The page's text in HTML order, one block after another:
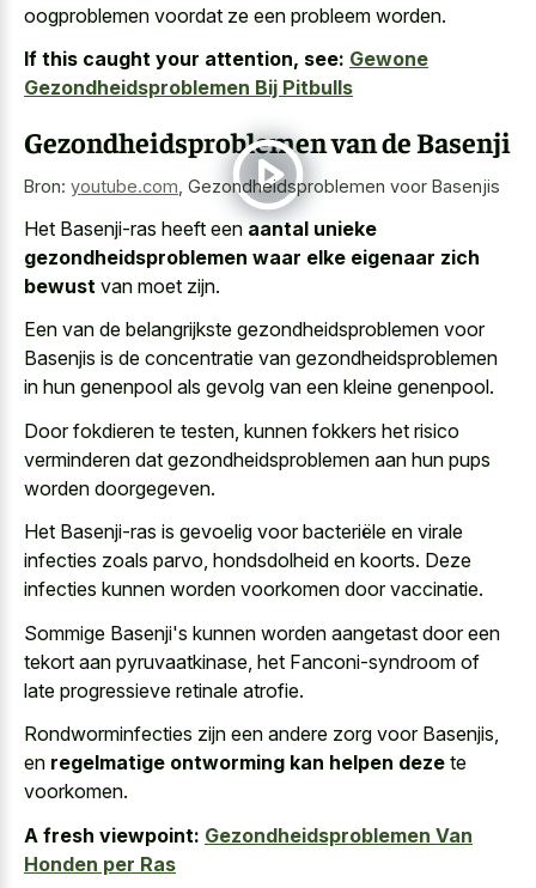
oogproblemen voordat ze een probleem worden.
If this caught your attention, see: Gewone
Gezondheidsproblemen Bij Pitbulls
Gezondheidsproblemen van de Basenji
Bron: youtube.com, Gezondheidsproblemen voor Basenjis
Het Basenji-ras heeft een aantal unieke
gezondheidsproblemen waar elke eigenaar zich
bewust van moet zijn.
Een van de belangrijkste gezondheidsproblemen voor
Basenjis is de concentratie van gezondheidsproblemen
in hun genenpool als gevolg van een kleine genenpool.
Door fokdieren te testen, kunnen fokkers het risico
verminderen dat gezondheidsproblemen aan hun pups
worden doorgegeven.
Het Basenji-ras is gevoelig voor bacteriële en virale
infecties zoals parvo, hondsdolheid en koorts. Deze
infecties kunnen worden voorkomen door vaccinatie.
Sommige Basenji's kunnen worden aangetast door een
tekort aan pyruvaatkinase, het Fanconi-syndroom of
late progressieve retinale atrofie.
Rondworminfecties zijn een andere zorg voor Basenjis,
en regelmatige ontworming kan helpen deze te
voorkomen.
A fresh viewpoint: Gezondheidsproblemen Van
Honden per Ras